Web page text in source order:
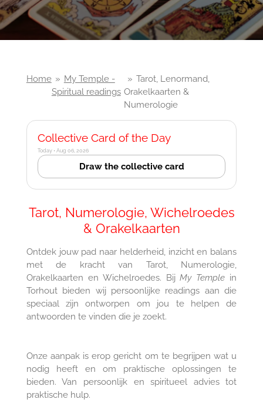
Home » My Temple -
Spiritual readings
» Tarot, Lenormand,
Orakelkaarten &
Numerologie
Collective Card of the Day
Today • Aug 06, 2026
Draw the collective card
Tarot, Numerologie, Wichelroedes
& Orakelkaarten
Ontdek jouw pad naar helderheid, inzicht en balans
met de kracht van Tarot, Numerologie,
Orakelkaarten en Wichelroedes. BijMy Temple in
Torhout bieden wij persoonlijke readings aan die
speciaal zijn ontworpen om jou te helpen de
antwoorden te vinden die je zoekt.
Onze aanpak is erop gericht om te begrijpen wat u
nodig heeft en om praktische oplossingen te
bieden. Van persoonlijk en spiritueel advies tot
praktische hulp.